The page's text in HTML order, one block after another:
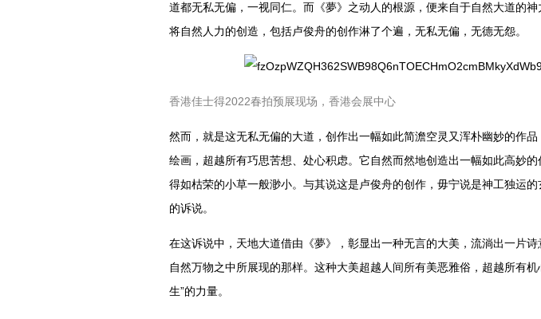
道都无私无偏，一视同仁。而《夢》之动人的根源，便来自于自然大道的神
将自然人力的创造，包括卢俊舟的创作淋了个遍，无私无偏，无德无怨。
香港佳士得2022春拍预展现场，香港会展中心
然而，就是这无私无偏的大道，创作出一幅如此简澹空灵又浑朴幽妙的作品
绘画，超越所有巧思苦想、处心积虑。它自然而然地创造出一幅如此高妙的
得如枯荣的小草一般渺小。与其说这是卢俊舟的创作，毋宁说是神工独运
的诉说。
在这诉说中，天地大道借由《夢》，彰显出一种无言的大美，流淌出一片
自然万物之中所展现的那样。这种大美超越人间所有美恶雅俗，超越所有机
生”的力量。